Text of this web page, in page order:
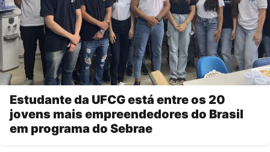
Estudante da UFCG está entre os 20
jovens mais empreendedores do Brasil
em programa do Sebrae